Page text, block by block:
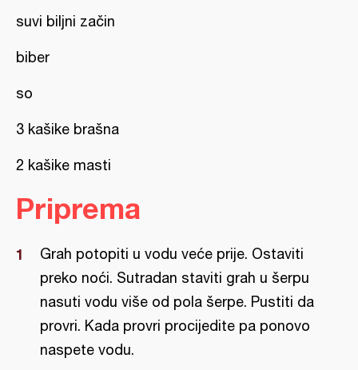
suvi biljni začin
biber
so
3 kašike brašna
2 kašike masti
Priprema
Grah potopiti u vodu veće prije. Ostaviti
preko noći. Sutradan staviti grah u šerpu
nasuti vodu više od pola šerpe. Pustiti da
provri. Kada provri procijedite pa ponovo
naspete vodu.